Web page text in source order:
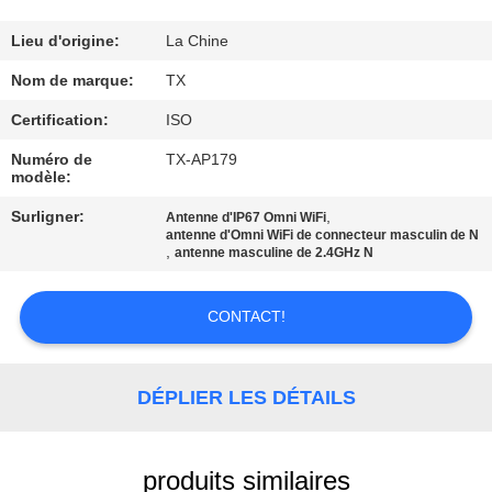
CONTRÔLE
DE
QUALITÉ
CONTACTEZ-
NOUS
NOUVELLES
Lieu d'origine: La Chine
Nom de marque: TX
Certification: ISO
Numéro de
modèle:
TX-AP179
Surligner: Antenne d'IP67 Omni WiFi,
antenne d'Omni WiFi de connecteur masculin de N
,antenne masculine de 2.4GHz N
CONTACT!
DÉPLIER LES DÉTAILS
produits similaires